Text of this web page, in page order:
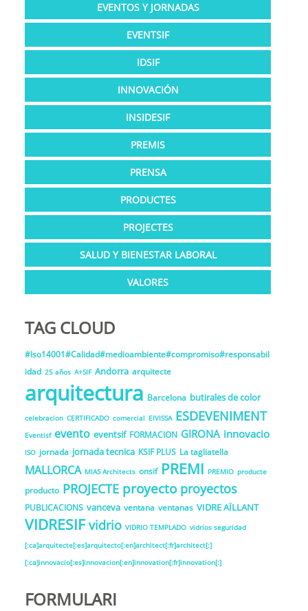
EVENTOS Y JORNADAS
EVENTSIF
IDSIF
INNOVACIÓN
INSIDESIF
PREMIS
PRENSA
PRODUCTES
PROJECTES
SALUD Y BIENESTAR LABORAL
VALORES
TAG CLOUD
#Iso14001#Calidad#medioambiente#compromiso#responsabil
idad 25 años A+SIF Andorra arquitecte
arquitectura Barcelona butirales de color
celebracion CERTIFICADO comercial EIVISSA ESDEVENIMENT
Eventisf evento eventsif FORMACION GIRONA innovacio
ISO jornada jornada tecnica KSIF PLUS La tagliatella
MALLORCA MIAS Architects onsif PREMI PREMIO producte
producto PROJECTE proyecto proyectos
PUBLICACIONS vanceva ventana ventanas VIDRE AÏLLANT
VIDRESIF vidrio VIDRIO TEMPLADO vidrios seguridad
[:ca]arquitecte[:es]arquitecto[:en]architect[:fr]architect[:]
[:ca]innovacio[:es]innovacion[:en]innovation[:fr]innovation[:]
FORMULARI